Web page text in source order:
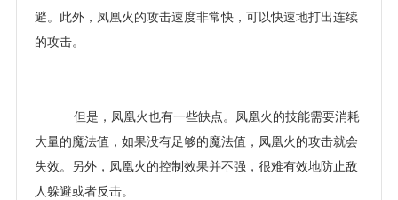
避。此外，凤凰火的攻击速度非常快，可以快速地打出连续
的攻击。
但是，凤凰火也有一些缺点。凤凰火的技能需要消耗
大量的魔法值，如果没有足够的魔法值，凤凰火的攻击就会
失效。另外，凤凰火的控制效果并不强，很难有效地防止敌
人躲避或者反击。